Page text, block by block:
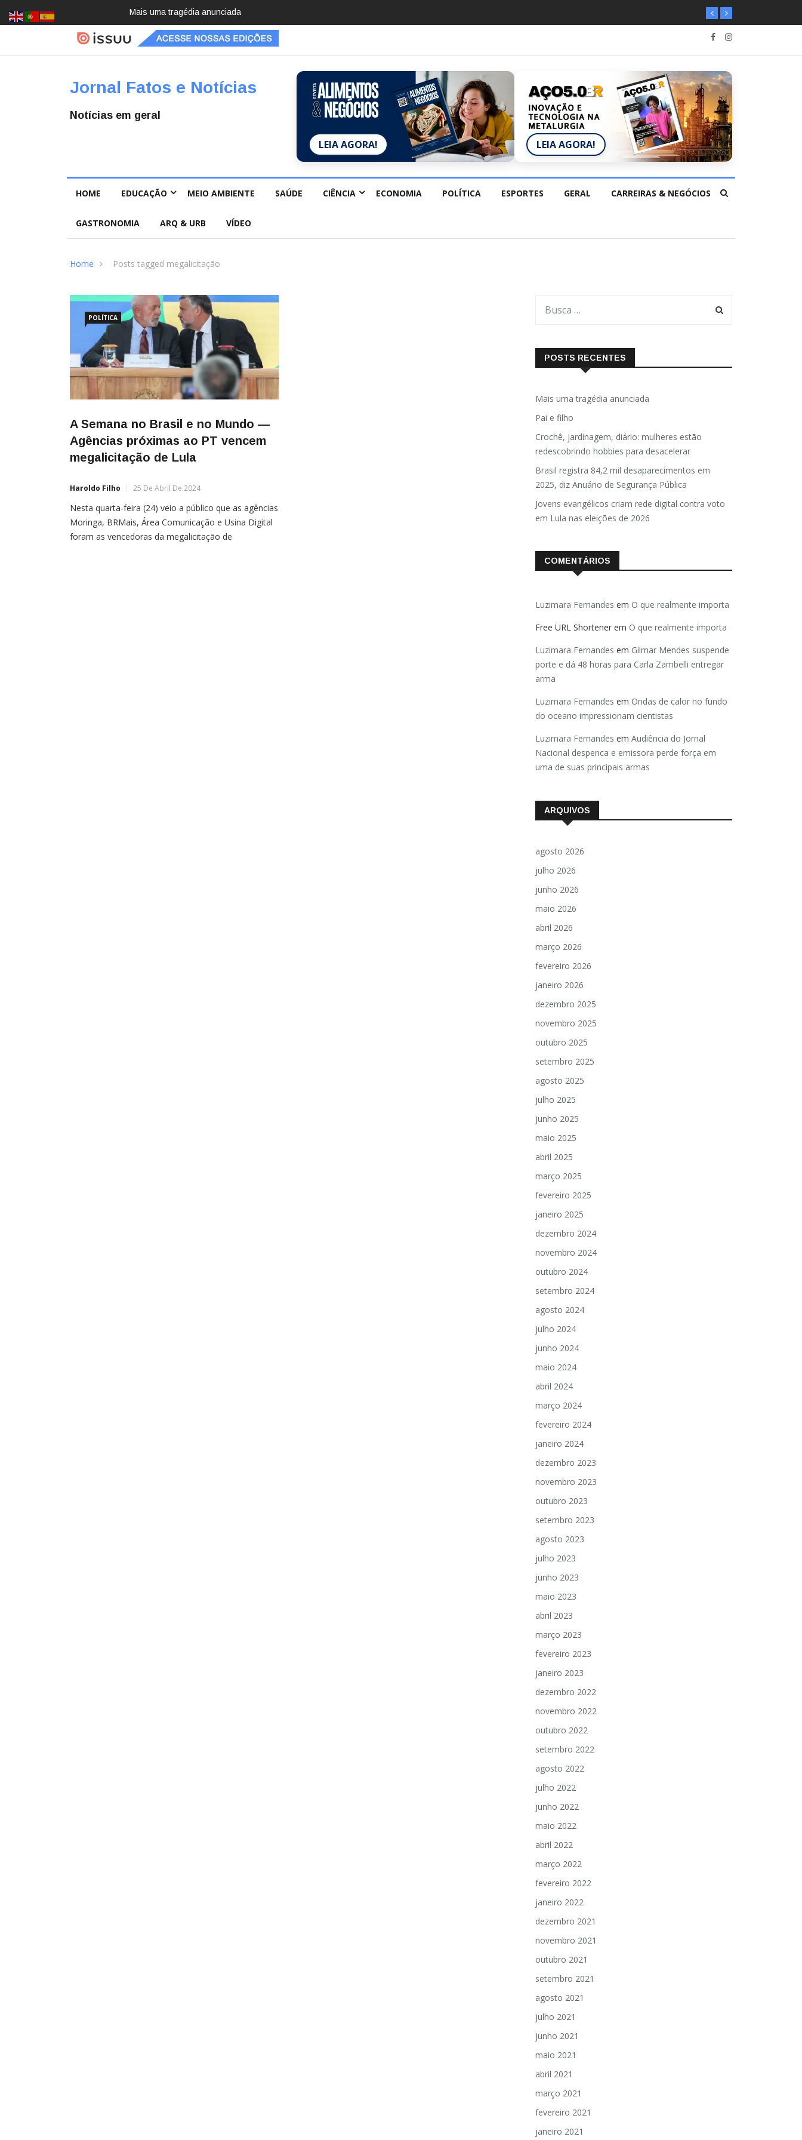
Mais uma tragédia anunciadaPai e filho
Jornal Fatos e Notícias
Notícias em geral
LEIA AGORA! LEIA AGORA!
HOME EDUCAÇÃO MEIO AMBIENTE SAÚDE CIÊNCIA ECONOMIA POLÍTICA ESPORTES GERAL CARREIRAS & NEGÓCIOS
GASTRONOMIA ARQ & URB VÍDEO
Home Posts tagged megalicitação
POLÍTICA
A Semana no Brasil e no Mundo —
Agências próximas ao PT vencem
megalicitação de Lula
Haroldo Filho 25 De Abril De 2024
Nesta quarta-feira (24) veio a público que as agências
Moringa, BRMais, Área Comunicação e Usina Digital
foram as vencedoras da megalicitação de
POSTS RECENTES
Mais uma tragédia anunciada
Pai e filho
Crochê, jardinagem, diário: mulheres estão
redescobrindo hobbies para desacelerar
Brasil registra 84,2 mil desaparecimentos em
2025, diz Anuário de Segurança Pública
Jovens evangélicos criam rede digital contra voto
em Lula nas eleições de 2026
COMENTÁRIOS
Luzimara Fernandes em O que realmente importa
Free URL Shortener em O que realmente importa
Luzimara Fernandes em Gilmar Mendes suspende
porte e dá 48 horas para Carla Zambelli entregar
arma
Luzimara Fernandes em Ondas de calor no fundo
do oceano impressionam cientistas
Luzimara Fernandes em Audiência do Jornal
Nacional despenca e emissora perde força em
uma de suas principais armas
ARQUIVOS
agosto 2026
julho 2026
junho 2026
maio 2026
abril 2026
março 2026
fevereiro 2026
janeiro 2026
dezembro 2025
novembro 2025
outubro 2025
setembro 2025
agosto 2025
julho 2025
junho 2025
maio 2025
abril 2025
março 2025
fevereiro 2025
janeiro 2025
dezembro 2024
novembro 2024
outubro 2024
setembro 2024
agosto 2024
julho 2024
junho 2024
maio 2024
abril 2024
março 2024
fevereiro 2024
janeiro 2024
dezembro 2023
novembro 2023
outubro 2023
setembro 2023
agosto 2023
julho 2023
junho 2023
maio 2023
abril 2023
março 2023
fevereiro 2023
janeiro 2023
dezembro 2022
novembro 2022
outubro 2022
setembro 2022
agosto 2022
julho 2022
junho 2022
maio 2022
abril 2022
março 2022
fevereiro 2022
janeiro 2022
dezembro 2021
novembro 2021
outubro 2021
setembro 2021
agosto 2021
julho 2021
junho 2021
maio 2021
abril 2021
março 2021
fevereiro 2021
janeiro 2021